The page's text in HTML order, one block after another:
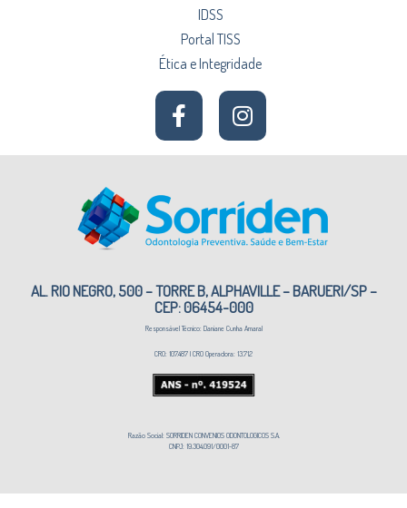
IDSS
Portal TISS
Ética e Integridade
AL. RIO NEGRO, 500 – TORRE B, ALPHAVILLE – BARUERI/SP –
CEP: 06454-000
Responsável Técnico: Daniane Cunha Amaral
CRO: 107.487 | CRO Operadora: 13.712
Razão Social: SORRIDEN CONVENIOS ODONTOLOGICOS S.A.
CNPJ: 19.304.091/0001-87